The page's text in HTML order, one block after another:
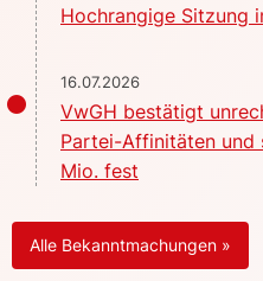
Hochrangige Sitzung
16.07.2026
VwGH bestätigt
Partei-Affinitäten und
Mio. fest
Alle Bekanntmachungen »